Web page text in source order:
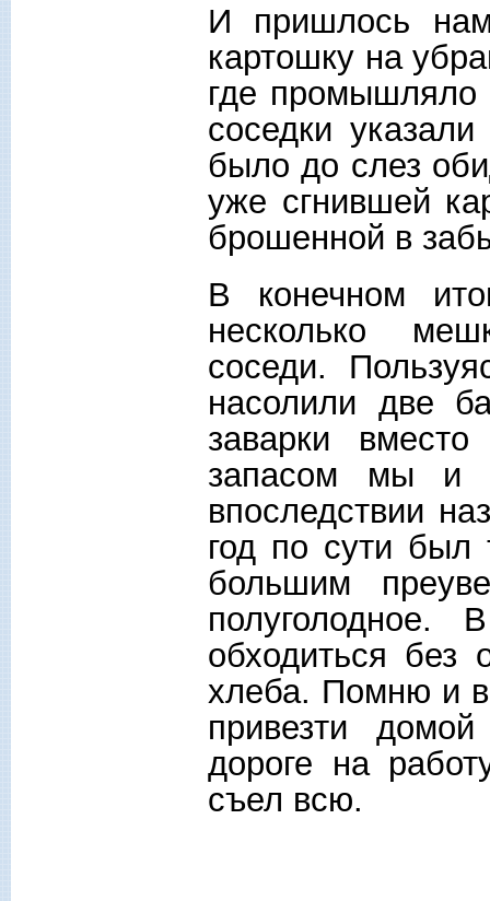
И пришлось
картошку на
где промышляло
соседки
было до слез
уже сгнившей
брошенной в
В конечном
несколько
соседи.
насолили две
заварки
запасом мы и
впоследствии
год по сути
большим
полуголодное.
обходиться без
хлеба. Помню и
привезти
дороге на
съел всю.